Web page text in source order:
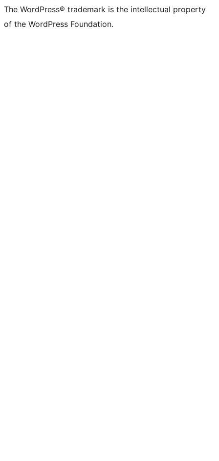
The WordPress® trademark is the intellectual property
of the WordPress Foundation.